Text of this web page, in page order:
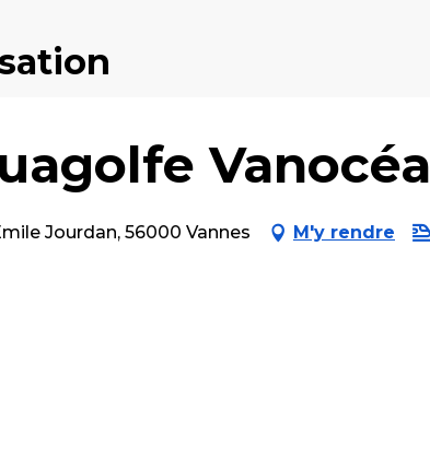
Vanocéa
Jourdan, 56000 Vannes M'y rendre